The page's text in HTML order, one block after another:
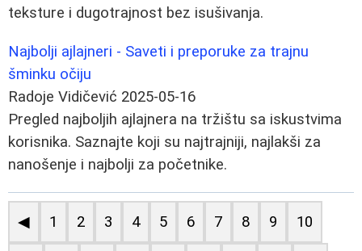
teksture i dugotrajnost bez isušivanja.
Najbolji ajlajneri - Saveti i preporuke za trajnu
šminku očiju
Radoje Vidičević 2025-05-16
Pregled najboljih ajlajnera na tržištu sa iskustvima
korisnika. Saznajte koji su najtrajniji, najlakši za
nanošenje i najbolji za početnike.
◀ 1 2 3 4 5 6 7 8 9 10